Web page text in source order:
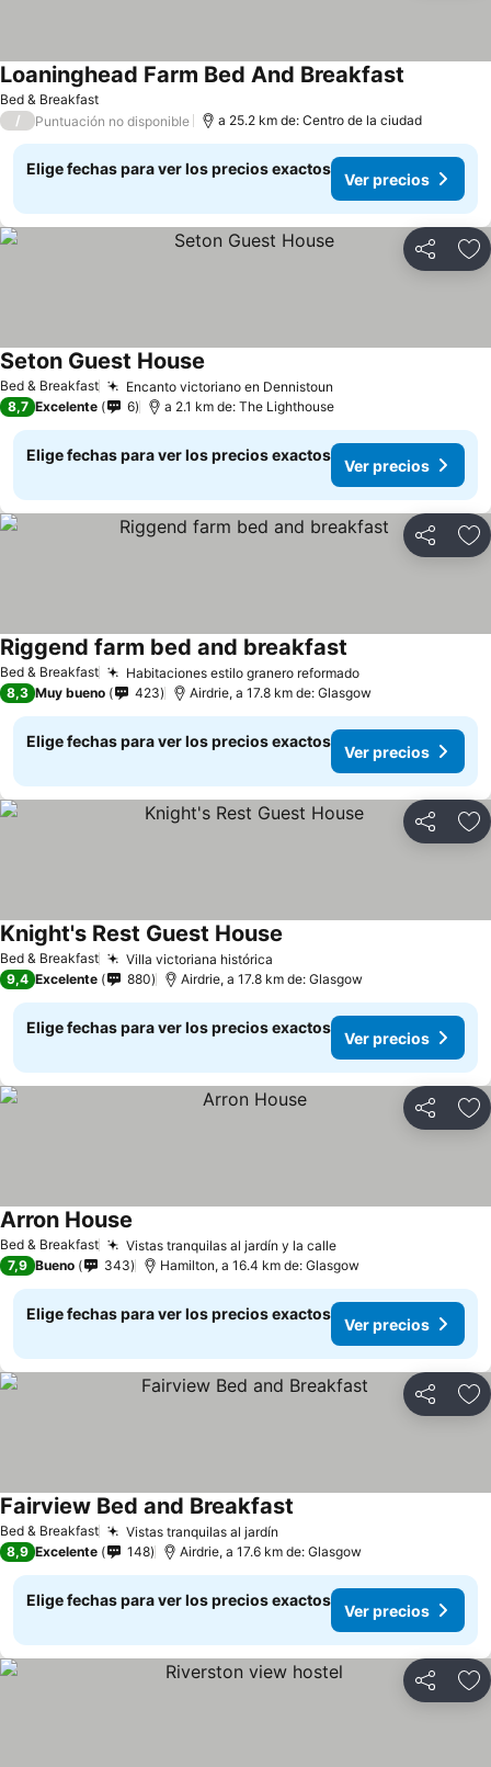
Bed & Breakfast
Loaninghead Farm Bed And Breakfast
/ Puntuación no disponible a 25.2 km de: Centro de la ciudad
Elige fechas para ver los precios exactos
Ver precios
Compartir
Bed & Breakfast Encanto victoriano en Dennistoun
Seton Guest House
8,7 Excelente 6 a 2.1 km de: The Lighthouse
Elige fechas para ver los precios exactos
Ver precios
Compartir
Bed & Breakfast Habitaciones estilo granero reformado
Riggend farm bed and breakfast
8,3 Muy bueno 423 Airdrie, a 17.8 km de: Glasgow
Elige fechas para ver los precios exactos
Ver precios
Compartir
Bed & Breakfast Villa victoriana histórica
Knight's Rest Guest House
9,4 Excelente 880 Airdrie, a 17.8 km de: Glasgow
Elige fechas para ver los precios exactos
Ver precios
Compartir
Bed & Breakfast Vistas tranquilas al jardín y la calle
Arron House
7,9 Bueno 343 Hamilton, a 16.4 km de: Glasgow
Elige fechas para ver los precios exactos
Ver precios
Compartir
Bed & Breakfast Vistas tranquilas al jardín
Fairview Bed and Breakfast
8,9 Excelente 148 Airdrie, a 17.6 km de: Glasgow
Elige fechas para ver los precios exactos
Ver precios
Compartir